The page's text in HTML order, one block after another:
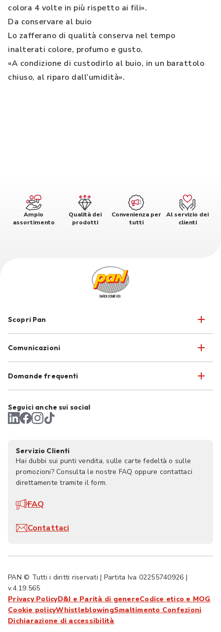
colora 4 volte in più rispetto ai fili».
Da conservare al buio
Lo zafferano di qualità conserva nel tempo
inalterati colore, profumo e gusto.
«A condizione di custodirlo al buio, in un barattolo
chiuso, al riparo dall’umidità».
Ampio
assortimento
Qualità dei
prodotti
Convenienza per
tutti
Al servizio dei
clienti
Scopri Pan
Comunicazioni
Domande frequenti
Seguici anche sui social
Servizio Clienti
Hai dubbi sui punti vendita, sulle carte fedeltà o sulle
promozioni? Consulta le nostre FAQ oppure contattaci
direttamente tramite il form.
FAQ
Contattaci
PAN © Tutti i diritti riservati | Partita Iva 02255740926 |
v.4.19.565
Privacy PolicyD&I e Parità di genereCodice etico e MOG
Cookie policyWhistleblowingSmaltimento Confezioni
Dichiarazione di accessibilità